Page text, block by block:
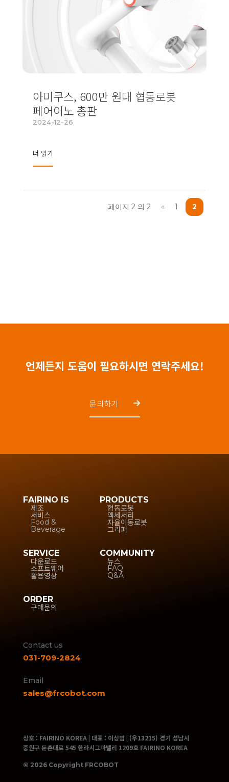
아미쿠스, 600만 원대 협동로봇
페어이노 총판
2024-12-26
더 읽기
페이지 2 의 2 « 1 2
언제든지 도움이 필요하시면 연락주세요!
문의하기
FAIRINO IS
제조
서비스
Food &
Beverage
PRODUCTS
협동로봇
액세서리
자율이동로봇
그리퍼
SERVICE
다운로드
소프트웨어
활용영상
COMMUNITY
뉴스
FAQ
Q&A
ORDER
구매문의
Contact us
031-709-2824
Email
sales@frcobot.com
상호 : FAIRINO KOREA | 대표 : 이상범 | (우13215) 경기 성남시
중원구 둔촌대로 545 한라시그마밸리 1209호 FAIRINO KOREA
© 2026 Copyright FRCOBOT